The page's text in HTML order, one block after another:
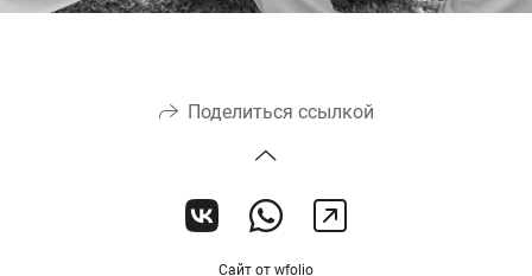
Поделиться ссылкой
Сайт от wfolio